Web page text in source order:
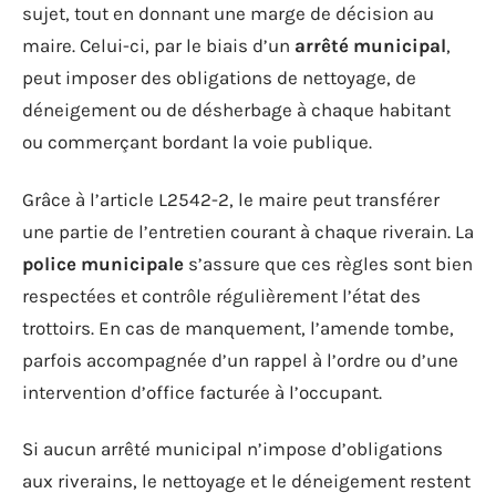
sujet, tout en donnant une marge de décision au
maire. Celui-ci, par le biais d’un arrêté municipal,
peut imposer des obligations de nettoyage, de
déneigement ou de désherbage à chaque habitant
ou commerçant bordant la voie publique.
Grâce à l’article L2542-2, le maire peut transférer
une partie de l’entretien courant à chaque riverain. La
police municipale s’assure que ces règles sont bien
respectées et contrôle régulièrement l’état des
trottoirs. En cas de manquement, l’amende tombe,
parfois accompagnée d’un rappel à l’ordre ou d’une
intervention d’office facturée à l’occupant.
Si aucun arrêté municipal n’impose d’obligations
aux riverains, le nettoyage et le déneigement restent